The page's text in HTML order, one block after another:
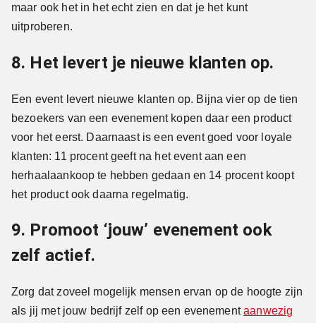
maar ook het in het echt zien en dat je het kunt
uitproberen.
8. Het levert je nieuwe klanten op.
Een event levert nieuwe klanten op. Bijna vier op de tien
bezoekers van een evenement kopen daar een product
voor het eerst. Daarnaast is een event goed voor loyale
klanten: 11 procent geeft na het event aan een
herhaalaankoop te hebben gedaan en 14 procent koopt
het product ook daarna regelmatig.
9. Promoot ‘jouw’ evenement ook
zelf actief.
Zorg dat zoveel mogelijk mensen ervan op de hoogte zijn
als jij met jouw bedrijf zelf op een evenementaanwezig